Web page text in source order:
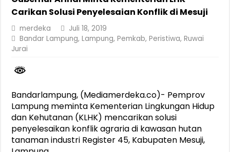
Jasa Raharja Jamin Seluruh Korban Kebakaran KM Mutiara
Purnama Wulan Sari Mirza Buka SiSeSa Roadshow Lampung
Carikan Solusi Penyelesaian Konflik di Mesuji
merdeka
Juli 18, 2019
Bandar Lampung,Lampung,Pemkab,Peristiwa,Ruwai
Jurai
Bandarlampung, (Mediamerdeka.co)- Pemprov
Lampung meminta Kementerian Lingkungan Hidup
dan Kehutanan (KLHK) mencarikan solusi
penyelesaikan konflik agraria di kawasan hutan
tanaman industri Register 45, Kabupaten Mesuji,